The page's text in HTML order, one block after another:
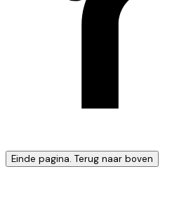
Einde pagina. Terug naar boven